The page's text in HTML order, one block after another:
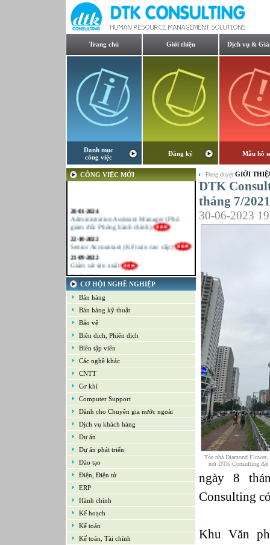
Trang chủ Giới thiệu Dịch vụ &
Danh mục
công việc
Đăng ký Mẫu hồ
CÔNG VIỆC MỚI
28-01-2024
Administration Assistant Manager (Phó
giám đốc Phòng hành chính)
22-10-2022
Senior Accountant (Kế toán cao cấp)
21-09-2022
Giám sát sản xuất
21-09-2022
Kế toán tổng hợp – Thuế
16-09-2022
Nhân viên cao cấp NPD - Phát triển sản
phẩm mới
16-09-2022
Giám sát Mua hàng
16-09-2022
Chuyên viên CNTT /Bộ phận Hỗ trợ & Hệ
thống
16-09-2022
Trưởng bộ phận Kho
CƠ HỘI NGHỀ NGHIỆP
Bán hàng
Bán hàng kỹ thuật
Bảo vệ
Biên dịch, Phiên dịch
Biên tập viên
Các nghề khác
CNTT
Cơ khí
Computer Support
Dành cho Chuyên gia nước ngoài
Dịch vụ khách hàng
Dự án
Dự án phát triển
Đào tạo
Điện, Điện tử
ERP
Hành chính
Kế hoạch
Kế toán
Kế toán, Tài chính
Đang duyệt:GIỚI
DTK
tháng 7/2021
30-06-2023
Tòa nhà Diamond
nơi DTK Consulting đặt
ngày 8
Consulting
Khu Văn